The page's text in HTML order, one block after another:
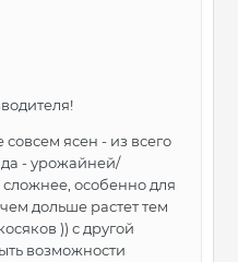
ясен - из всего
да - урожайней/
сложнее, особенно для
дольше растет тем
)) с другой
возможности